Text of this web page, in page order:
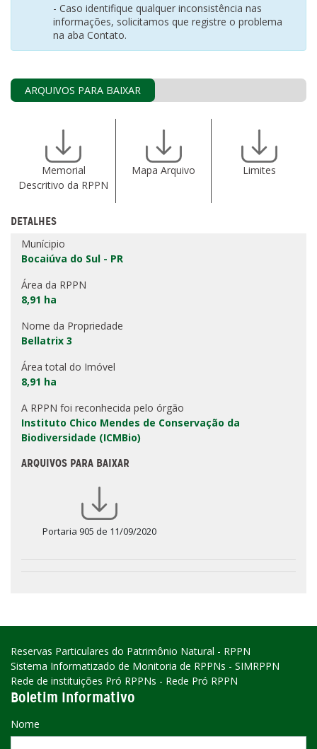
- Caso identifique qualquer inconsistência nas
informações, solicitamos que registre o problema
na aba Contato.
ARQUIVOS PARA BAIXAR
Memorial
Descritivo da RPPN
Mapa Arquivo Limites
DETALHES
Munícipio
Bocaiúva do Sul - PR
Área da RPPN
8,91 ha
Nome da Propriedade
Bellatrix 3
Área total do Imóvel
8,91 ha
A RPPN foi reconhecida pelo órgão
Instituto Chico Mendes de Conservação da
Biodiversidade (ICMBio)
ARQUIVOS PARA BAIXAR
Portaria 905 de 11/09/2020
Reservas Particulares do Patrimônio Natural - RPPN
Sistema Informatizado de Monitoria de RPPNs - SIMRPPN
Rede de instituições Pró RPPNs - Rede Pró RPPN
Boletim Informativo
Nome